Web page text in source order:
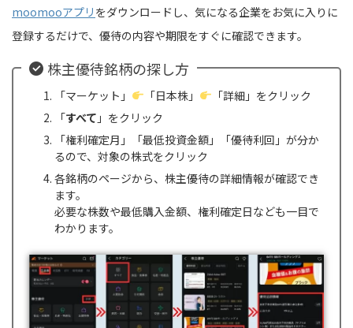
moomooアプリ をダウンロードし、気になる企業をお気に入りに
登録するだけで、優待の内容や期限をすぐに確認できます。
株主優待銘柄の探し方
「マーケット」 「日本株」
「詳細」をクリック
「すべて 」をクリック
「権利確定月」「最低投資金額」「優待利回」が分か
るので、対象の株式をクリック
各銘柄のページから、株主優待の詳細情報が確認でき
ます。
必要な株数や最低購入金額、権利確定日なども一目で
わかります。